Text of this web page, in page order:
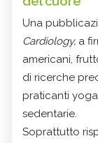
Una
Cardiology, a
americani,
di ricerche
praticanti
sedentarie.
Soprattutto